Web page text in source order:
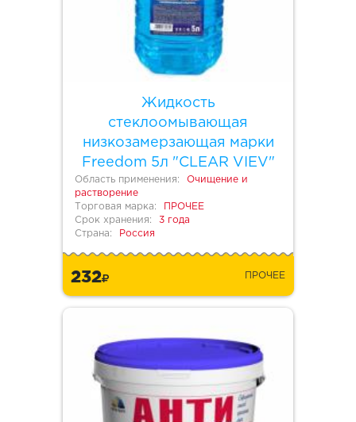
Жидкость
стеклоомывающая
низкозамерзающая марки
Freedom 5л "CLEAR VIEV"
Область применения:
Очищение и
растворение
Торговая марка:
ПРОЧЕЕ
Срок хранения:
3 года
Страна:
Россия
232 ПРОЧЕЕ